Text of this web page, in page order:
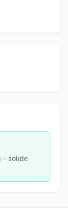
– solide